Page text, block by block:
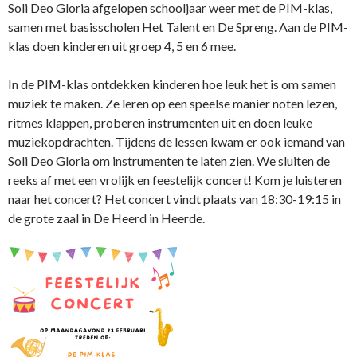
Soli Deo Gloria afgelopen schooljaar weer met de PIM-klas,
samen met basisscholen Het Talent en De Spreng. Aan de PIM-
klas doen kinderen uit groep 4, 5 en 6 mee.
In de PIM-klas ontdekken kinderen hoe leuk het is om samen
muziek te maken. Ze leren op een speelse manier noten lezen,
ritmes klappen, proberen instrumenten uit en doen leuke
muziekopdrachten. Tijdens de lessen kwam er ook iemand van
Soli Deo Gloria om instrumenten te laten zien. We sluiten de
reeks af met een vrolijk en feestelijk concert! Kom je luisteren
naar het concert? Het concert vindt plaats van 18:30-19:15 in
de grote zaal in De Heerd in Heerde.